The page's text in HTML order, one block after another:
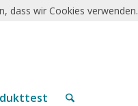
dass wir Cookies verwenden.